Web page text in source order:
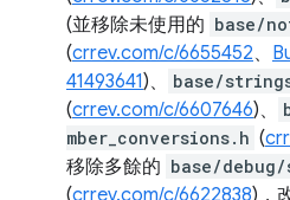
(並移除未使用的 base/
(crrev.com/c/6655452、
41493641)、 base/
(crrev.com/c/6607646)、
mber_conversions.h (
移除多餘的 base/
(crrev.com/c/6622838)，